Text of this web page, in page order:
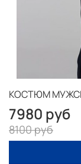
КОСТЮМ
7980 руб
8100 руб